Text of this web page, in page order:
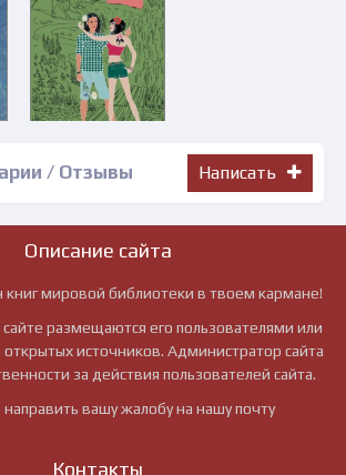
/ Отзывы Написать
Описание сайта
книг мировой библиотеки в твоем кармане!
размещаются его пользователями или
источников. Администратор сайта
за действия пользователей сайта.
вашу жалобу на нашу почту
Контакты